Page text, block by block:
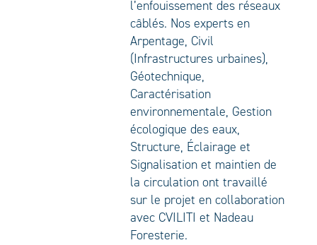
l’enfouissement des réseaux
câblés. Nos experts en
Arpentage, Civil
(Infrastructures urbaines),
Géotechnique,
Caractérisation
environnementale, Gestion
écologique des eaux,
Structure, Éclairage et
Signalisation et maintien de
la circulation ont travaillé
sur le projet en collaboration
avec CVILITI et Nadeau
Foresterie.